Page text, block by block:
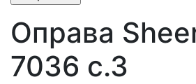
Оправа
7036 с.3